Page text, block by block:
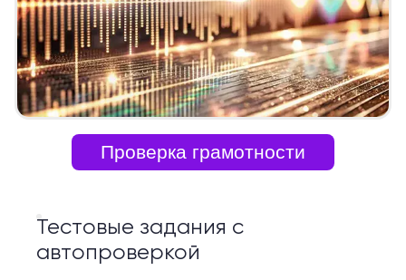
Проверка грамотности
Тестовые задания с
автопроверкой